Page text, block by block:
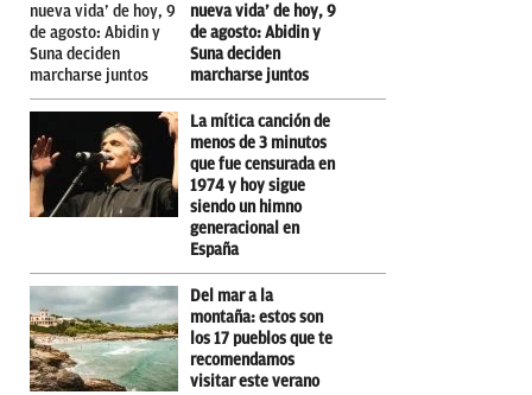
nueva vida’ de hoy, 9
de agosto: Abidin y
Suna deciden
marcharse juntos
La mítica canción de
menos de 3 minutos
que fue censurada en
1974 y hoy sigue
siendo un himno
generacional en
España
Del mar a la
montaña: estos son
los 17 pueblos que te
recomendamos
visitar este verano